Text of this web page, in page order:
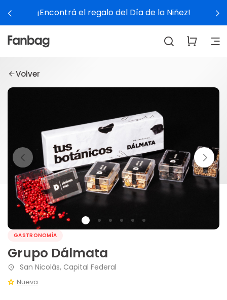
¡Encontrá el regalo del Día de la Niñez!
Volver
GASTRONOMÍA
Grupo Dálmata
San Nicolás, Capital Federal
Nueva